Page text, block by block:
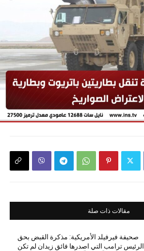
مقالات ذات صلة
صحيفة فيرفيلد الأمريكية: مذكرة القبض بحق
الرئيس ترامب التي اصدرها فائق زيدان لم تكن